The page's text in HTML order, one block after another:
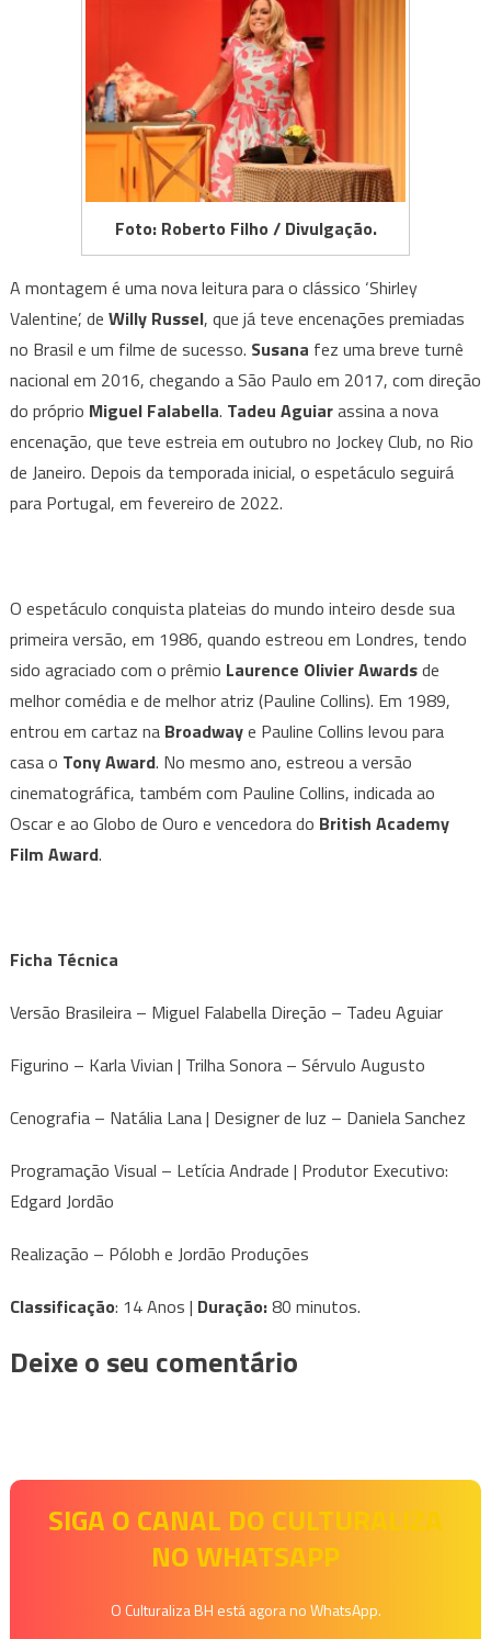
Foto: Roberto Filho / Divulgação.
A montagem é uma nova leitura para o clássico ‘Shirley
Valentine’, de Willy Russel, que já teve encenações premiadas
no Brasil e um filme de sucesso. Susana fez uma breve turnê
nacional em 2016, chegando a São Paulo em 2017, com direção
do próprio Miguel Falabella. Tadeu Aguiarassina a nova
encenação, que teve estreia em outubro no Jockey Club, no Rio
de Janeiro. Depois da temporada inicial, o espetáculo seguirá
para Portugal, em fevereiro de 2022.
O espetáculo conquista plateias do mundo inteiro desde sua
primeira versão, em 1986, quando estreou em Londres, tendo
sido agraciado com o prêmio Laurence Olivier Awardsde
melhor comédia e de melhor atriz (Pauline Collins). Em 1989,
entrou em cartaz na Broadwaye Pauline Collins levou para
casa o Tony Award. No mesmo ano, estreou a versão
cinematográfica, também com Pauline Collins, indicada ao
Oscar e ao Globo de Ouro e vencedora do British Academy
Film Award.
Ficha Técnica
Versão Brasileira – Miguel Falabella Direção – Tadeu Aguiar
Figurino – Karla Vivian | Trilha Sonora – Sérvulo Augusto
Cenografia – Natália Lana | Designer de luz – Daniela Sanchez
Programação Visual – Letícia Andrade | Produtor Executivo:
Edgard Jordão
Realização – Pólobh e Jordão Produções
Classificação: 14 Anos | Duração:80 minutos.
Deixe o seu comentário
SIGA O CANAL DO CULTURALIZA
NO WHATSAPP
O Culturaliza BH está agora no WhatsApp.